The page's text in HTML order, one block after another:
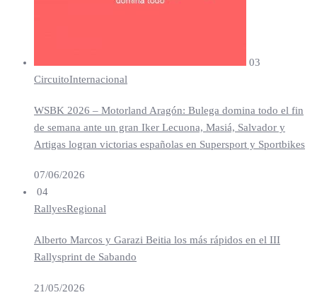
03
CircuitoInternacional
WSBK 2026 – Motorland Aragón: Bulega domina todo el fin
de semana ante un gran Iker Lecuona, Masiá, Salvador y
Artigas logran victorias españolas en Supersport y Sportbikes
07/06/2026
04
RallyesRegional
Alberto Marcos y Garazi Beitia los más rápidos en el III
Rallysprint de Sabando
21/05/2026